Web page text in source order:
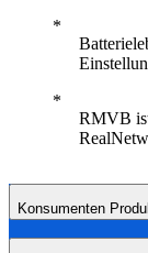
RMVB
Konsumenten